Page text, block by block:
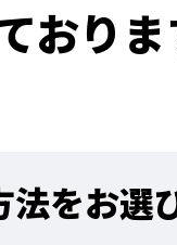
おりま
をお選